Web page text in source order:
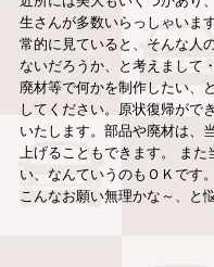
生さんが多数いらっしゃいま
常的に見ていると、そんな人
ないだろうか、と考えまして
廃材等で何かを制作したい、
してください。原状復帰がで
いたします。部品や廃材は、
上げることもできます。 また
い、なんていうのもＯＫです
こんなお願い無理かな～、と